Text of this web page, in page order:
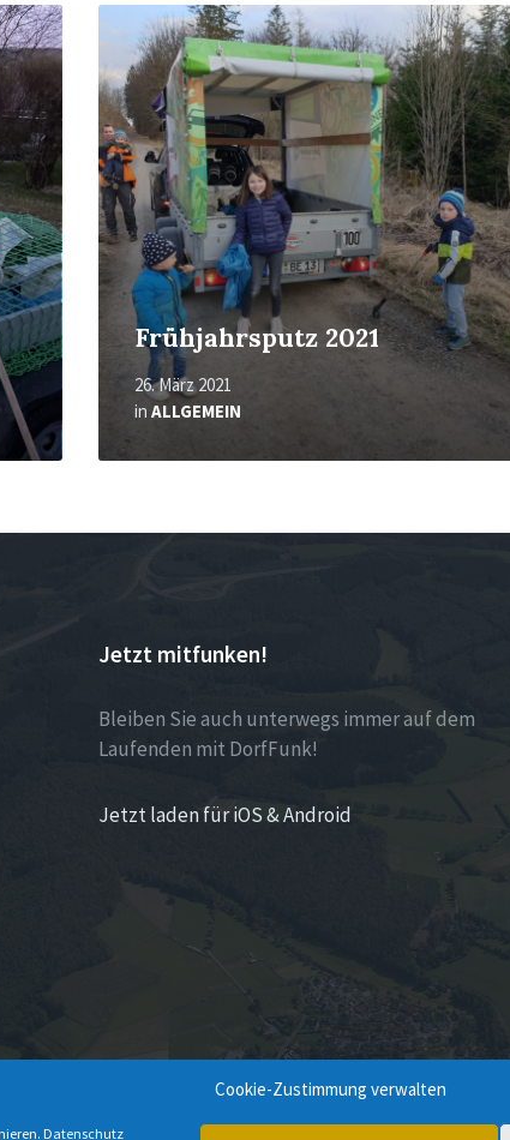
Cookie-Zustimmung verwalten
Datenschutz
Frühjahrsputz 2021
26. März 2021
in ALLGEMEIN
Mehr
erfahren
Jetzt mitfunken!
Bleiben Sie auch unterwegs immer auf dem
Laufenden mit DorfFunk!
Jetzt laden für iOS & Android